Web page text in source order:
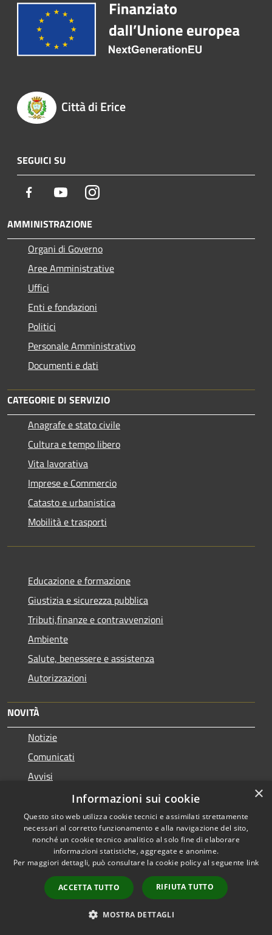
Città di Erice
SEGUICI SU
Facebook YoutubeInstagram
AMMINISTRAZIONE
Organi di Governo
Aree Amministrative
Uffici
Enti e fondazioni
Politici
Personale Amministrativo
Documenti e dati
CATEGORIE DI SERVIZIO
Anagrafe e stato civile
Cultura e tempo libero
Vita lavorativa
Imprese e Commercio
Catasto e urbanistica
Mobilità e trasporti
Educazione e formazione
Giustizia e sicurezza pubblica
Tributi,finanze e contravvenzioni
Ambiente
Salute, benessere e assistenza
Autorizzazioni
NOVITÀ
Notizie
Comunicati
Avvisi
VIVERE IL COMUNE
Luoghi
Eventi
CONTATTI
×
Informazioni sui cookie
Questo sito web utilizza cookie tecnici e assimilati strettamente
necessari al corretto funzionamento e alla navigazione del sito,
nonché un cookie tecnico analitico al solo fine di elaborare
informazioni statistiche, aggregate e anonime.
Per maggiori dettagli, può consultare la cookie policy al seguente link
ACCETTA TUTTO RIFIUTA TUTTO
MOSTRA DETTAGLI